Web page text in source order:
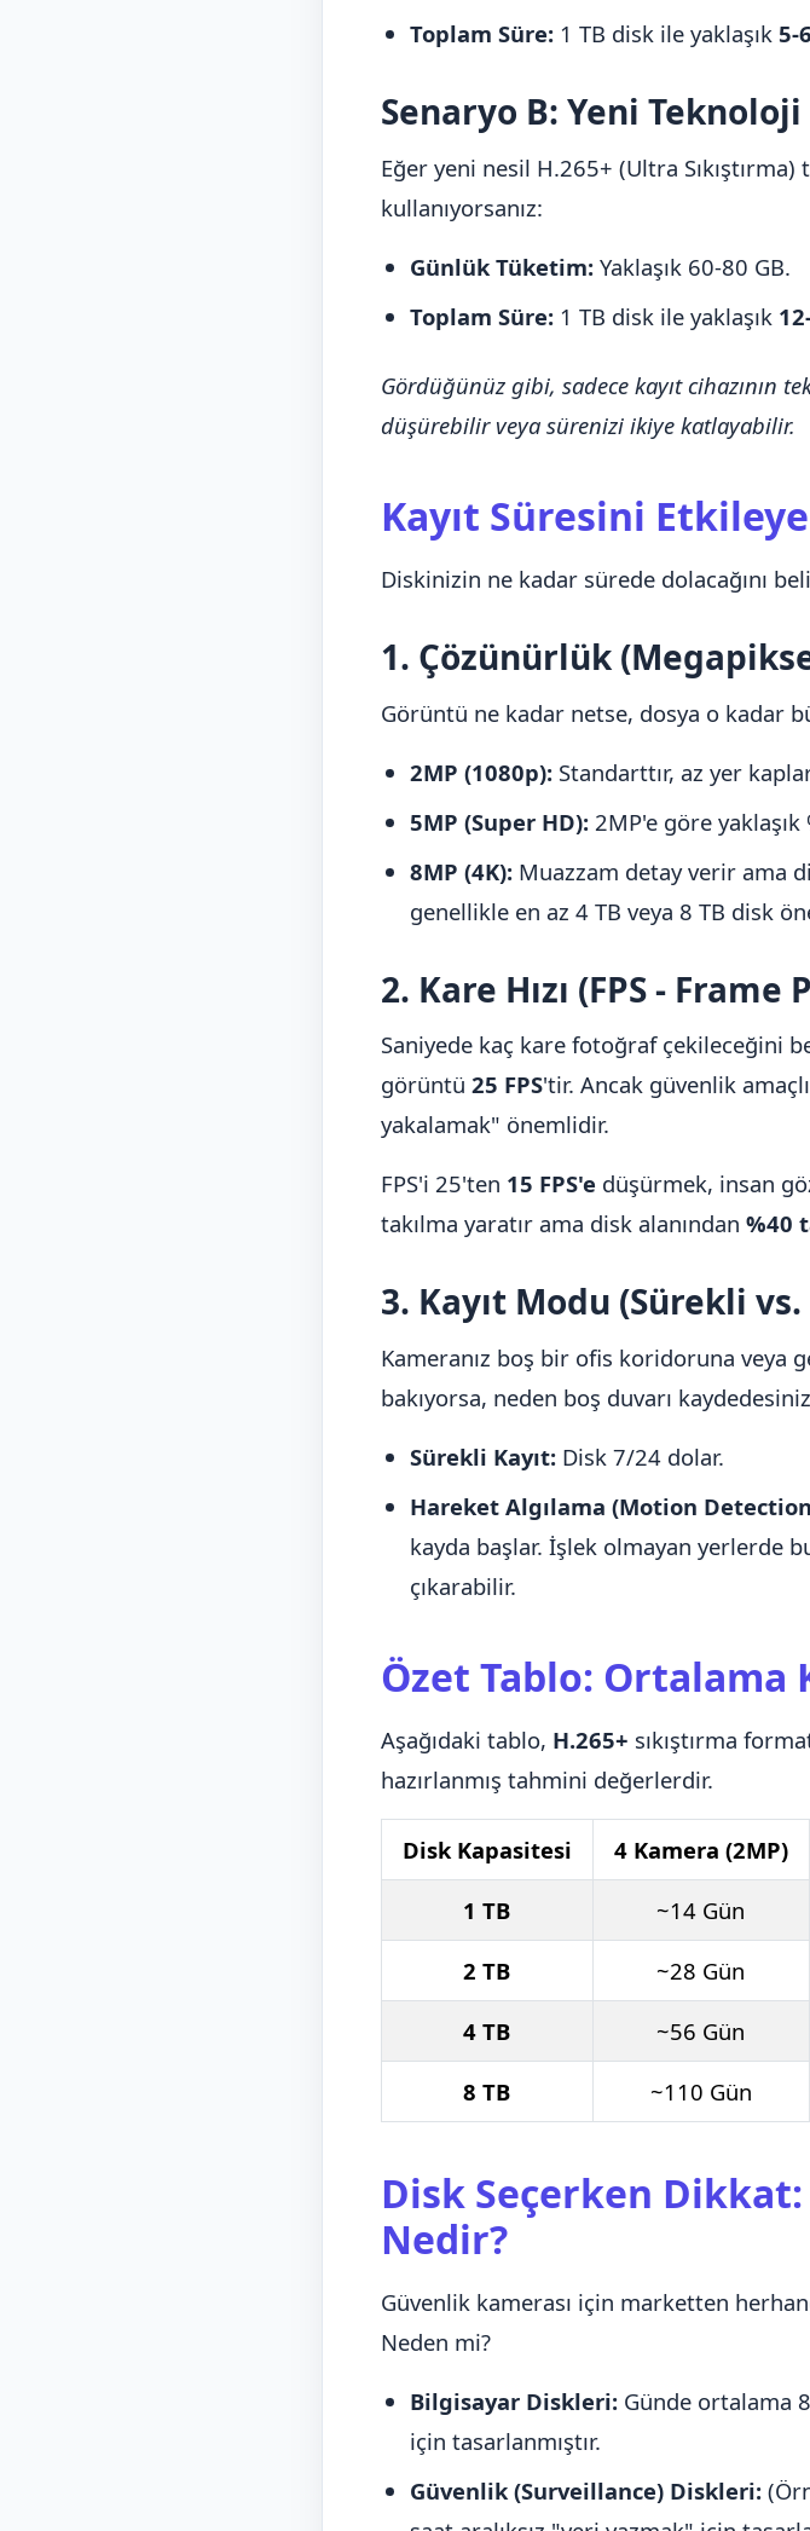
Toplam Süre:1 TB disk ile yaklaşık 5-
Senaryo B: Yeni Teknoloji
Eğer yeni nesil H.265+ (Ultra
kullanıyorsanız:
Günlük Tüketim:Yaklaşık 60-80 GB.
Toplam Süre:1 TB disk ile yaklaşık
Gördüğünüz gibi, sadece kayıt cihazının
düşürebilir veya sürenizi ikiye katlayabilir.
Kayıt Süresini
Diskinizin ne kadar sürede dolacağını
1. Çözünürlük
Görüntü ne kadar netse, dosya o kadar
2MP (1080p):Standarttır, az yer
5MP (Super HD):2MP'e göre yaklaşık
8MP (4K):Muazzam detay verir ama
genellikle en az 4 TB veya 8 TB disk
2. Kare Hızı (FPS - Frame
Saniyede kaç kare fotoğraf çekileceğini
görüntü 25 FPS'tir. Ancak güvenlik
yakalamak" önemlidir.
FPS'i 25'ten 15 FPS'e düşürmek, insan
takılma yaratır ama disk alanından %40
3. Kayıt Modu (Sürekli
Kameranız boş bir ofis koridoruna veya
bakıyorsa, neden boş duvarı
Sürekli Kayıt:Disk 7/24 dolar.
Hareket Algılama (Motion
kayda başlar. İşlek olmayan yerlerde
çıkarabilir.
Özet Tablo: Ortalama
Aşağıdaki tablo, H.265+ sıkıştırma
hazırlanmış tahmini değerlerdir.
Disk Kapasitesi 4 Kamera (2MP)
1 TB
~14 Gün
2 TB
~28 Gün
4 TB
~56 Gün
8 TB
~110 Gün
Disk Seçerken
Nedir?
Güvenlik kamerası için marketten
Neden mi?
Bilgisayar Diskleri:Günde ortalama
için tasarlanmıştır.
Güvenlik (Surveillance) Diskleri: